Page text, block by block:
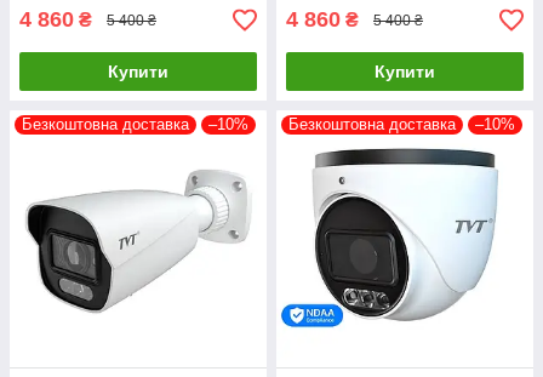
4 860 ₴ 5 400 ₴
Купити
4 860 ₴ 5 400 ₴
Купити
Безкоштовна доставка –10% Безкоштовна доставка –10%